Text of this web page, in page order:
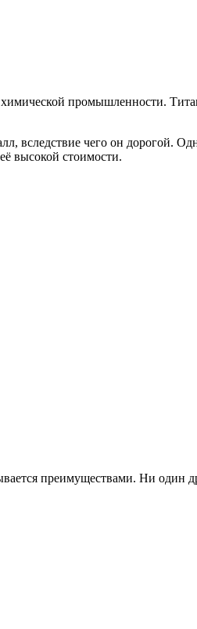
промышленности.
вследствие чего он дорогой.
высокой стоимости.
преимуществами. Ни один